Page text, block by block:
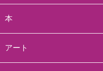
本
アート